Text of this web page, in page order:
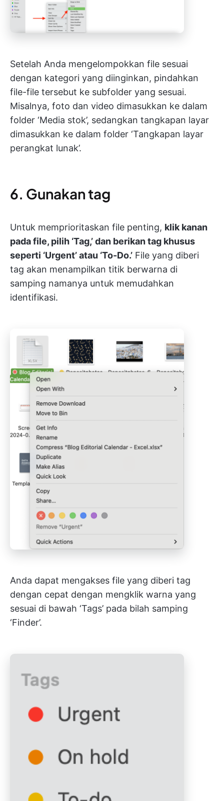
Setelah Anda mengelompokkan file sesuai
dengan kategori yang diinginkan, pindahkan
file-file tersebut ke subfolder yang sesuai.
Misalnya, foto dan video dimasukkan ke dalam
folder ‘Media stok’, sedangkan tangkapan layar
dimasukkan ke dalam folder ‘Tangkapan layar
perangkat lunak’.
6. Gunakan tag
Untuk memprioritaskan file penting, klik kanan
pada file, pilih ‘Tag,’ dan berikan tag khusus
seperti ‘Urgent’ atau ‘To-Do.’ File yang diberi
tag akan menampilkan titik berwarna di
samping namanya untuk memudahkan
identifikasi.
Anda dapat mengakses file yang diberi tag
dengan cepat dengan mengklik warna yang
sesuai di bawah ‘Tags’ pada bilah samping
‘Finder’.